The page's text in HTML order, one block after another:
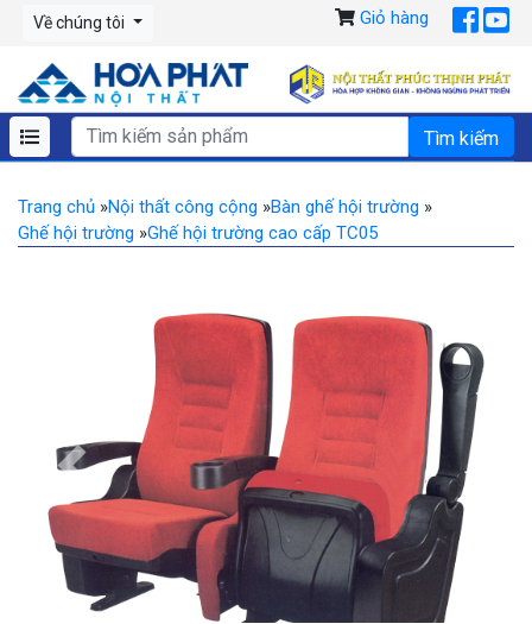
Về chúng tôi Giỏ hàng
Trang chủ »Nội thất công cộng »Bàn ghế hội trường »
Ghế hội trường »Ghế hội trường cao cấp TC05
Previous